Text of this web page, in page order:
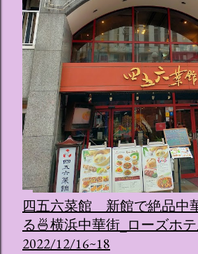
四五六菜館 新館で絶品中
る🍜横浜中華街_ローズホ
2022/12/16~18